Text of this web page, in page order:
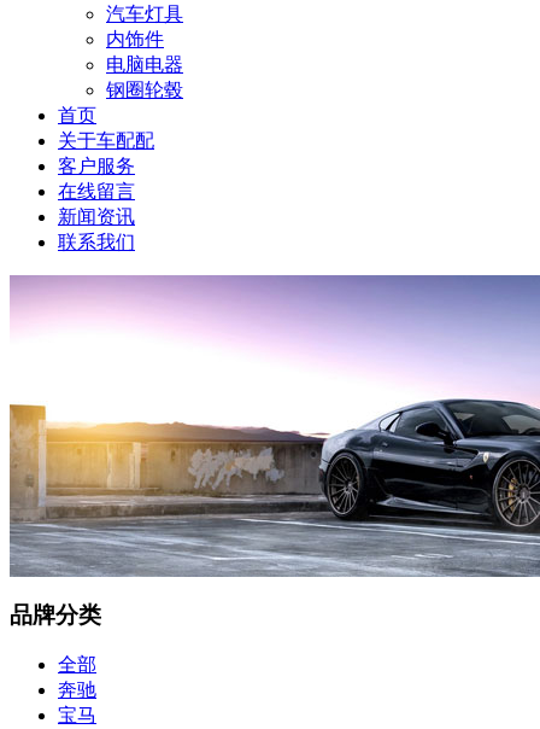
汽车灯具
内饰件
电脑电器
钢圈轮毂
首页
关于车配配
客户服务
在线留言
新闻资讯
联系我们
品牌分类
全部
奔驰
宝马